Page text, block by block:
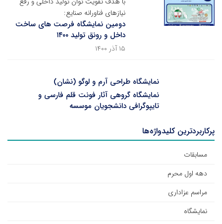
نیازهای فناورانه صنایع:
دومین نمایشگاه فرصت های ساخت
داخل و رونق تولید ۱۴۰۰
۱۵ آذر ۱۴۰۰
نمایشگاه طراحی آرم و لوگو (نشان)
نمایشگاه گروهی آثار فونت قلم فارسی و
تایپوگرافی دانشجویان موسسه
پرکاربردترین کلیدواژه‌ها
مسابقات
دهه اول محرم
مراسم عزاداری
نمایشگاه